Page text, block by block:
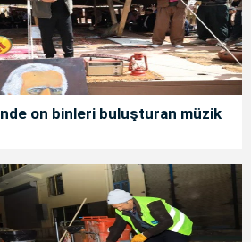
on binleri buluşturan müzik